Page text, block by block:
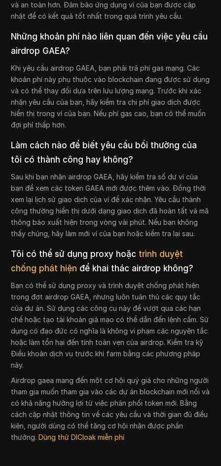
và an toàn hơn. Đảm bảo ứng dụng ví của bạn được cập
nhật để có kết quả tốt nhất trong quá trình yêu cầu.
Những khoản phí nào liên quan đến việc yêu cầu
airdrop GAEA?
Khi yêu cầu airdrop GAEA, bạn phải trả phí gas mạng. Các
khoản phí này phụ thuộc vào blockchain đang được sử dụng
và có thể thay đổi dựa trên lưu lượng mạng. Trước khi xác
nhận yêu cầu của bạn, hãy kiểm tra chi phí giao dịch được
hiển thị trong ví của bạn. Nếu phí gas cao, bạn có thể muốn
đợi phí thấp hơn.
Làm cách nào để biết yêu cầu bồi thường của
tôi có thành công hay không?
Sau khi bạn nhận airdrop GAEA, hãy kiểm tra số dư ví của
bạn để xem các token GAEA mới được thêm vào. Đồng thời
xem lại lịch sử giao dịch của ví để xác nhận. Yêu cầu thành
công thường hiển thị dưới dạng giao dịch đã hoàn tất và mã
thông báo xuất hiện trong vòng vài phút. Nếu bạn không
thấy chúng, hãy làm mới ví của bạn hoặc kiểm tra lại sau.
Tôi có thể sử dụng proxy hoặc trình duyệt
chống phát hiện để khai thác airdrop không?
Bạn có thể sử dụng proxy và trình duyệt chống phát hiện
trong đợt airdrop GAEA, nhưng luôn tuân thủ các quy tắc
của dự án. Sử dụng các công cụ này để vượt qua các hạn
chế hoặc tạo tài khoản giả mạo có thể dẫn đến lệnh cấm. Sử
dụng có đạo đức có nghĩa là không vi phạm các nguyên tắc
hoặc làm tổn hại đến tính toàn vẹn của airdrop. Kiểm tra kỹ
Điều khoản dịch vụ trước khi farm bằng các phương pháp
này.
Airdrop gaea mang đến một cơ hội quý giá cho những người
tham gia muốn tham gia vào các dự án blockchain mới nổi và
có khả năng hưởng lợi từ việc phân phối token mới. Bằng
cách cập nhật thông tin về các yêu cầu và thời gian đủ điều
kiện, người dùng có thể tăng cơ hội nhận được phần
thưởng.Dùng thử DICloak miễn phí